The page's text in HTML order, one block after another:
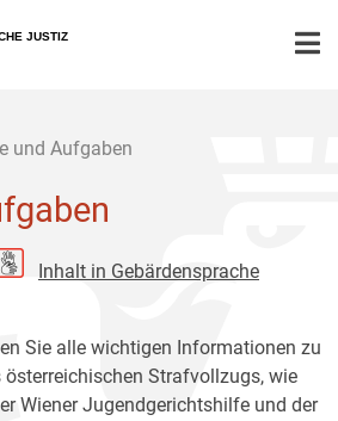
JUSTIZ
und Aufgaben
Inhalt in Gebärdensprache
Sie alle wichtigen Informationen zu
Strafvollzugs, wie
Wiener Jugendgerichtshilfe und der